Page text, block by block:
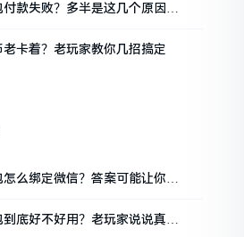
款失败？多半是这几个原因闹
卡着？老玩家教你几招搞定
么绑定微信？答案可能让你失
底好不好用？老玩家说说真实